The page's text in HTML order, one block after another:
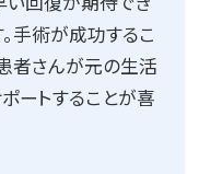
手術が成功するこ
者さんが元の生活
ートすることが喜